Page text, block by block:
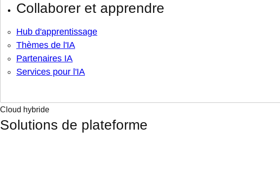
Collaborer et apprendre
Hub d'apprentissage
Thèmes de l'IA
Partenaires IA
Services pour l'IA
Cloud hybride
Solutions de plateforme